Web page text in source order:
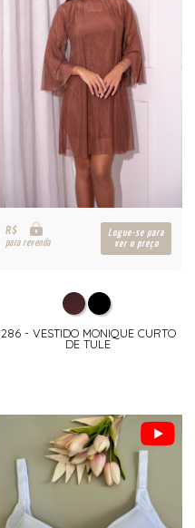
R$
para revenda
Logue-se para
ver o preço
286 - VESTIDO MONIQUE CURTO
DE TULE